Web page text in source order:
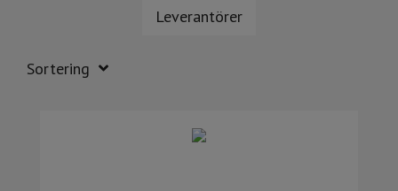
Leverantörer
Sortering